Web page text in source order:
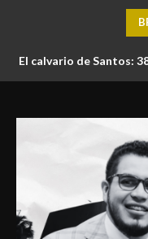
El calvario de Santos: